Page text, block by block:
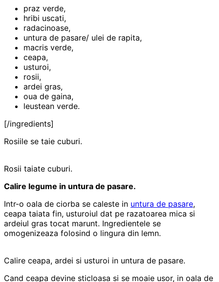
praz verde,
hribi uscati,
radacinoase,
untura de pasare/ ulei de rapita,
macris verde,
ceapa,
usturoi,
rosii,
ardei gras,
oua de gaina,
leustean verde.
[/ingredients]
Rosiile se taie cuburi.
Rosii taiate cuburi.
Calire legume in untura de pasare.
Intr-o oala de ciorba se caleste in untura de pasare,
ceapa taiata fin, usturoiul dat pe razatoarea mica si
ardeiul gras tocat marunt. Ingredientele se
omogenizeaza folosind o lingura din lemn.
Calire ceapa, ardei si usturoi in untura de pasare.
Cand ceapa devine sticloasa si se moaie usor, in oala de